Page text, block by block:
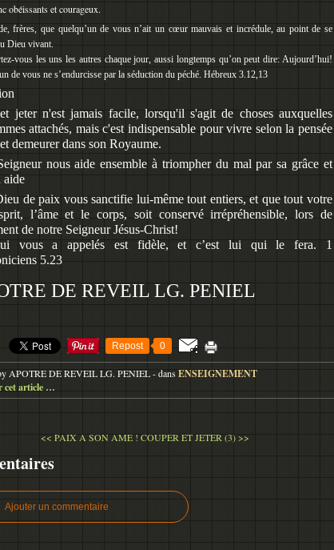
obéissants et courageux.
frères, que quelqu’un de vous n’ait un cœur mauvais et incrédule, au point de se
Dieu vivant.
vous les uns les autres chaque jour, aussi longtemps qu’on peut dire: Aujourd’hui!
de vous ne s’endurcisse par la séduction du péché. Hébreux 3.12,13
jeter n'est jamais facile, lorsqu'il s'agit de choses auxquelles
attachés, mais c'est indispensable pour vivre selon la pensée
demeurer dans son Royaume.
nous aide ensemble à triompher du mal par sa grâce et
aide
de paix vous sanctifie lui-même tout entiers, et que tout votre
l’âme et le corps, soit conservé irrépréhensible, lors de
de notre Seigneur Jésus-Christ!
vous a appelés est fidèle, et c’est lui qui le fera. 1
5.23
DE REVEIL LG. PENIEL
Repost 0
APOTRE DE REVEIL LG. PENIEL-dansENSEIGNEMENT
cet article …
<< PAIX A SON AME ! COUPER ET JETER (3) >>
Ajouter un commentaire